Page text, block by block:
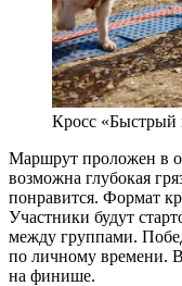
Кросс «Быстрый
Маршрут проложен в
возможна глубокая
понравится. Формат
Участники будут
между группами.
по личному времени.
на финише.